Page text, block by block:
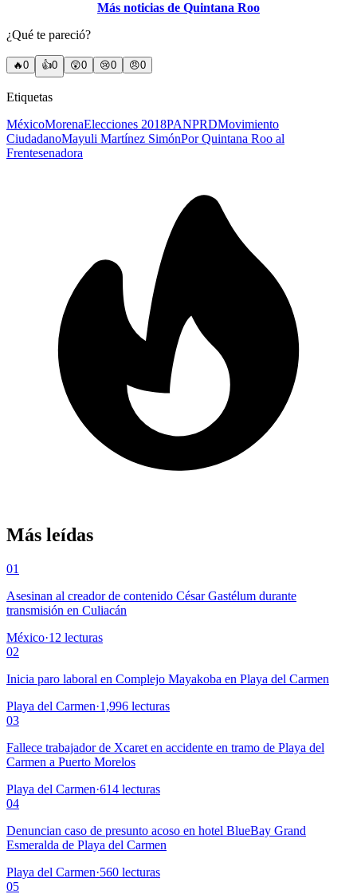
Más noticias de Quintana Roo
¿Qué te pareció?
🔥0 👍0 😲0 😢0 😠0
Etiquetas
MéxicoMorenaElecciones 2018PANPRDMovimiento
CiudadanoMayuli Martínez SimónPor Quintana Roo al
Frentesenadora
Más leídas
01
Asesinan al creador de contenido César Gastélum durante
transmisión en Culiacán
México·12 lecturas
02
Inicia paro laboral en Complejo Mayakoba en Playa del Carmen
Playa del Carmen·1,996 lecturas
03
Fallece trabajador de Xcaret en accidente en tramo de Playa del
Carmen a Puerto Morelos
Playa del Carmen·614 lecturas
04
Denuncian caso de presunto acoso en hotel BlueBay Grand
Esmeralda de Playa del Carmen
Playa del Carmen·560 lecturas
05